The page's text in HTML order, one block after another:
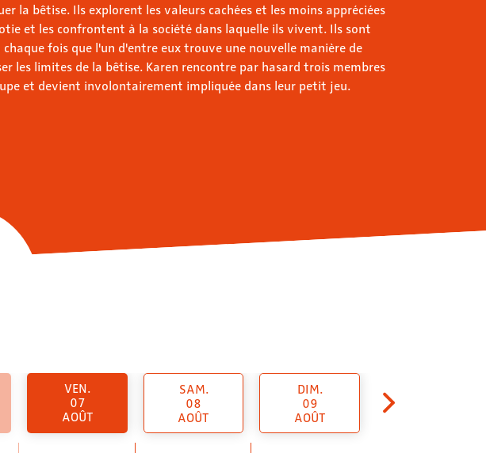
la bêtise. Ils explorent les valeurs cachées et les moins appréciées
et les confrontent à la société dans laquelle ils vivent. Ils sont
chaque fois que l'un d'entre eux trouve une nouvelle manière de
les limites de la bêtise. Karen rencontre par hasard trois membres
et devient involontairement impliquée dans leur petit jeu.
VEN.
07
AOÛT
SAM.
08
AOÛT
DIM.
09
AOÛT